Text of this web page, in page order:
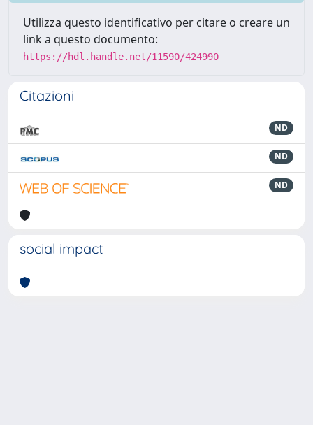
Utilizza questo identificativo per citare o creare un
link a questo documento:
https://hdl.handle.net/11590/424990
Citazioni
ND
ND
ND
social impact